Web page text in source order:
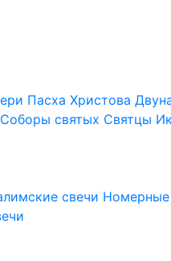
Пасха Христова
Соборы святых Святцы
свечи Номерные